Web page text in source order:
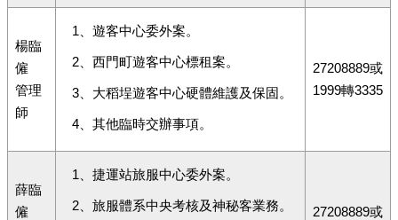
楊臨
僱
管理
師
1、遊客中心委外案。
2、西門町遊客中心標租案。
3、大稻埕遊客中心硬體維護及保固。
4、其他臨時交辦事項。
27208889或
1999轉3335
薛臨
僱
1、捷運站旅服中心委外案。
2、旅服體系中央考核及神秘客業務。
27208889或